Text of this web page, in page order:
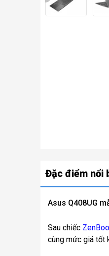
Đặc điểm nổi
Asus Q408UG
Sau chiếc
cùng mức giá tốt